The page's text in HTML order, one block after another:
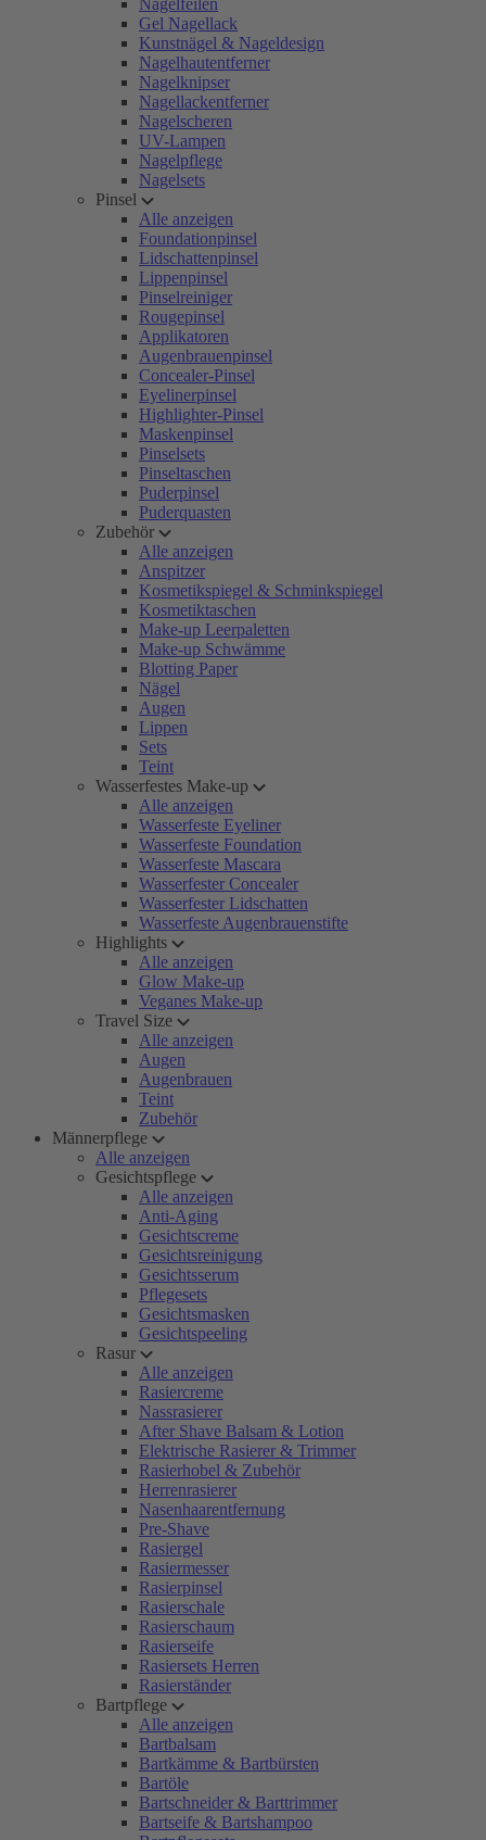
Nagelfeilen
Gel Nagellack
Kunstnägel & Nageldesign
Nagelhautentferner
Nagelknipser
Nagellackentferner
Nagelscheren
UV-Lampen
Nagelpflege
Nagelsets
Pinsel
Alle anzeigen
Foundationpinsel
Lidschattenpinsel
Lippenpinsel
Pinselreiniger
Rougepinsel
Applikatoren
Augenbrauenpinsel
Concealer-Pinsel
Eyelinerpinsel
Highlighter-Pinsel
Maskenpinsel
Pinselsets
Pinseltaschen
Puderpinsel
Puderquasten
Zubehör
Alle anzeigen
Anspitzer
Kosmetikspiegel & Schminkspiegel
Kosmetiktaschen
Make-up Leerpaletten
Make-up Schwämme
Blotting Paper
Nägel
Augen
Lippen
Sets
Teint
Wasserfestes Make-up
Alle anzeigen
Wasserfeste Eyeliner
Wasserfeste Foundation
Wasserfeste Mascara
Wasserfester Concealer
Wasserfester Lidschatten
Wasserfeste Augenbrauenstifte
Highlights
Alle anzeigen
Glow Make-up
Veganes Make-up
Travel Size
Alle anzeigen
Augen
Augenbrauen
Teint
Zubehör
Männerpflege
Alle anzeigen
Gesichtspflege
Alle anzeigen
Anti-Aging
Gesichtscreme
Gesichtsreinigung
Gesichtsserum
Pflegesets
Gesichtsmasken
Gesichtspeeling
Rasur
Alle anzeigen
Rasiercreme
Nassrasierer
After Shave Balsam & Lotion
Elektrische Rasierer & Trimmer
Rasierhobel & Zubehör
Herrenrasierer
Nasenhaarentfernung
Pre-Shave
Rasiergel
Rasiermesser
Rasierpinsel
Rasierschale
Rasierschaum
Rasierseife
Rasiersets Herren
Rasierständer
Bartpflege
Alle anzeigen
Bartbalsam
Bartkämme & Bartbürsten
Bartöle
Bartschneider & Barttrimmer
Bartseife & Bartshampoo